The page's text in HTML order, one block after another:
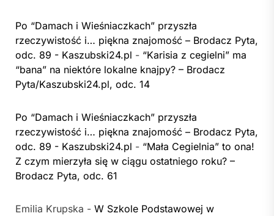
Po “Damach i Wieśniaczkach” przyszła
rzeczywistość i… piękna znajomość – Brodacz Pyta,
odc. 89 - Kaszubski24.pl - “Karisia z cegielni” ma
“bana” na niektóre lokalne knajpy? – Brodacz
Pyta/Kaszubski24.pl, odc. 14
Po “Damach i Wieśniaczkach” przyszła
rzeczywistość i… piękna znajomość – Brodacz Pyta,
odc. 89 - Kaszubski24.pl - “Mała Cegielnia” to ona!
Z czym mierzyła się w ciągu ostatniego roku? –
Brodacz Pyta, odc. 61
Emilia Krupska - W Szkole Podstawowej w